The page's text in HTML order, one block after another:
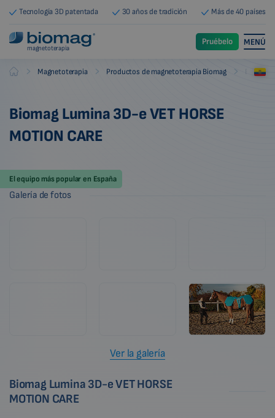
Tecnología 3D patentada 30 años de tradición Más de 40 países
magnetoterapia
Pruébelo MENÚ
Biomag Magnetoterapia Productos de magnetoterapia Biomag Equipos
Biomag Lumina 3D-e VET HORSE
MOTION CARE
El equipo más popular en España
Galería de fotos
Ver la galería
Biomag Lumina 3D-e VET HORSE
MOTION CARE